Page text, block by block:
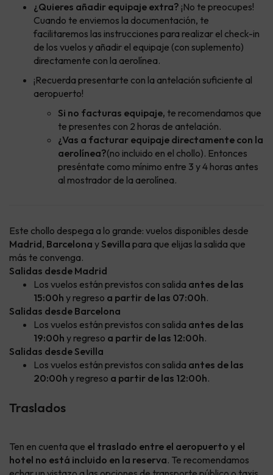
¿Quieres añadir equipaje extra? ¡No te preocupes!
Cuando te enviemos la documentación, te
facilitaremos las instrucciones para realizar el check-in
de los vuelos y añadir el equipaje (con suplemento)
directamente con la aerolínea.
¡Recuerda presentarte con la antelación suficiente al
aeropuerto!
Si no facturas equipaje, te recomendamos que
te presentes con 2 horas de antelación.
¿Vas a facturar equipaje directamente con la
aerolínea?(no incluido en el chollo). Entonces
preséntate como mínimo entre 3 y 4 horas antes
al mostrador de la aerolínea.
Este chollo despega a lo grande: vuelos disponibles desde
Madrid, Barcelona y Sevilla para que elijas la salida que
más te convenga.
Salidas desde Madrid
Los vuelos están previstos con salida antes de las
15:00h y regreso a partir de las 07:00h.
Salidas desde Barcelona
Los vuelos están previstos con salida antes de las
19:00h y regreso a partir de las 12:00h.
Salidas desde Sevilla
Los vuelos están previstos con salida antes de las
20:00h y regreso a partir de las 12:00h.
Traslados
Ten en cuenta que el traslado entre el aeropuerto y el
hotel no está incluido en la reserva. Te recomendamos